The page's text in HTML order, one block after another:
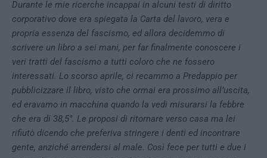
Durante le mie ricerche incappai in alcuni testi di diritto
corporativo dove era spiegata la Carta del lavoro, vera e
propria essenza del fascismo, ed allora decidemmo di
scrivere un libro a sei mani, per far finalmente conoscere i
veri tratti del fascismo a tutti coloro che ne fossero
interessati. Lo scorso aprile, ci recammo a Predappio per
pubblicizzare il libro, visto che ormai era prossimo all’uscita,
ed eravamo in macchina quando la vedi misurarsi la febbre
che era di 38,5°. Le proposi di ritornare verso casa ma lei
rifiutò dicendo che preferiva stringere i denti ed incontrare
gente, anziché arrendersi al male. Così fece per tutti e due i